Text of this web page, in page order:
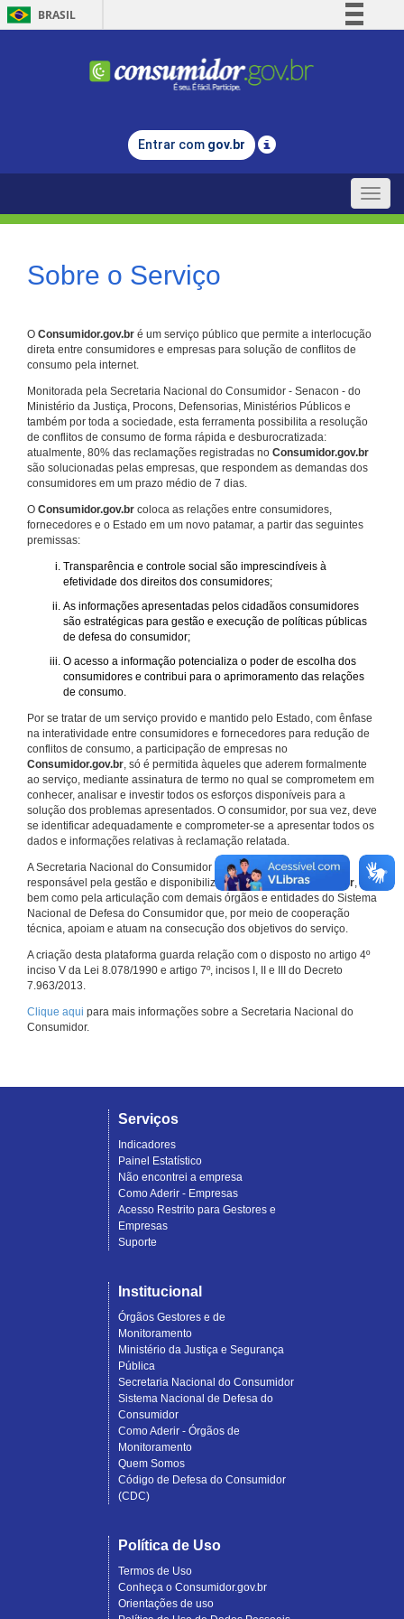
BRASIL
Comunica BR
Legislação
Entrar com gov.br
Toggle
Sobre o Serviço
O Consumidor.gov.br é um serviço público que permite a interlocução
direta entre consumidores e empresas para solução de conflitos de
consumo pela internet.
Monitorada pela Secretaria Nacional do Consumidor - Senacon - do
Ministério da Justiça, Procons, Defensorias, Ministérios Públicos e
também por toda a sociedade, esta ferramenta possibilita a resolução
de conflitos de consumo de forma rápida e desburocratizada:
atualmente, 80% das reclamações registradas no Consumidor.gov.br
são solucionadas pelas empresas, que respondem as demandas dos
consumidores em um prazo médio de 7 dias.
O Consumidor.gov.br coloca as relações entre consumidores,
fornecedores e o Estado em um novo patamar, a partir das seguintes
premissas:
Transparência e controle social são imprescindíveis à
efetividade dos direitos dos consumidores;
As informações apresentadas pelos cidadãos consumidores
são estratégicas para gestão e execução de políticas públicas
de defesa do consumidor;
O acesso a informação potencializa o poder de escolha dos
consumidores e contribui para o aprimoramento das relações
de consumo.
Por se tratar de um serviço provido e mantido pelo Estado, com ênfase
na interatividade entre consumidores e fornecedores para redução de
conflitos de consumo, a participação de empresas no
Consumidor.gov.br, só é permitida àqueles que aderem formalmente
ao serviço, mediante assinatura de termo no qual se comprometem em
conhecer, analisar e investir todos os esforços disponíveis para a
solução dos problemas apresentados. O consumidor, por sua vez, deve
se identificar adequadamente e comprometer-se a apresentar todos os
dados e informações relativas à reclamação relatada.
A Secretaria Nacional do Consumidor do Ministério da Justiça é a
responsável pela gestão e disponibilização doConsumidor.gov.br,
bem como pela articulação com demais órgãos e entidades do Sistema
Nacional de Defesa do Consumidor que, por meio de cooperação
técnica, apoiam e atuam na consecução dos objetivos do serviço.
A criação desta plataforma guarda relação com o disposto no artigo 4º
inciso V da Lei 8.078/1990 e artigo 7º, incisos I, II e III do Decreto
7.963/2013.
Clique aqui para mais informações sobre a Secretaria Nacional do
Consumidor.
Serviços
Indicadores
Painel Estatístico
Não encontrei a empresa
Como Aderir - Empresas
Acesso Restrito para Gestores e
Empresas
Suporte
Institucional
Órgãos Gestores e de
Monitoramento
Ministério da Justiça e Segurança
Pública
Secretaria Nacional do Consumidor
Sistema Nacional de Defesa do
Consumidor
Como Aderir - Órgãos de
Monitoramento
Quem Somos
Código de Defesa do Consumidor
(CDC)
Política de Uso
Termos de Uso
Conheça o Consumidor.gov.br
Orientações de uso